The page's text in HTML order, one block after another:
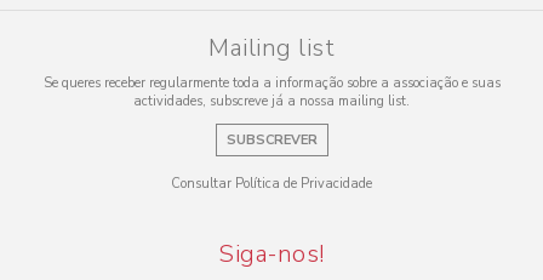
Mailing list
Se queres receber regularmente toda a informação sobre a associação e suas
actividades, subscreve já a nossa mailing list.
SUBSCREVER
Consultar Política de Privacidade
Siga-nos!